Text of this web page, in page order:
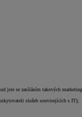
jste se zasíláním takových
služeb souvisejících s IT);